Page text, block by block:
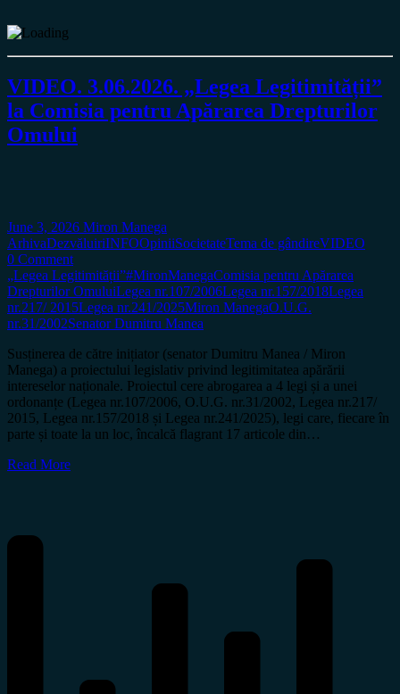
VIDEO. 3.06.2026. „Legea Legitimității”
la Comisia pentru Apărarea Drepturilor
Omului
June 3, 2026 Miron Manega
ArhivaDezvăluiriINFOOpiniiSocietateTema de gândireVIDEO
0 Comment
„Legea Legitimității”#MironManegaComisia pentru Apărarea
Drepturilor OmuluiLegea nr.107/2006Legea nr.157/2018Legea
nr.217/ 2015Legea nr.241/2025Miron ManegaO.U.G.
nr.31/2002Senator Dumitru Manea
Susținerea de către inițiator (senator Dumitru Manea / Miron
Manega) a proiectului legislativ privind legitimitatea apărării
intereselor naționale. Proiectul cere abrogarea a 4 legi și a unei
ordonanțe (Legea nr.107/2006, O.U.G. nr.31/2002, Legea nr.217/
2015, Legea nr.157/2018 și Legea nr.241/2025), legi care, fiecare în
parte și toate la un loc, încalcă flagrant 17 articole din…
Read More